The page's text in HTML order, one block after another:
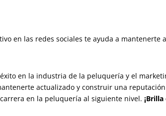
en las redes sociales te ayuda a mantenerte
en la industria de la peluquería y el
actualizado y construir una
en la peluquería al siguiente nivel.